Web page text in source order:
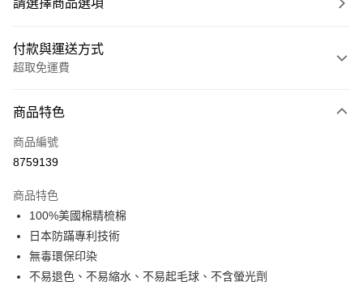
請選擇商品選項
付款與運送方式
超取免運費
信用卡一次付款
超商取貨付款
Apple Pay
悠遊付
Google Pay
商品特色
商品編號
8759139
商品特色
100%美國棉精梳棉
日本防蹣專利技術
無毒環保印染
不易退色、不易縮水、不易起毛球、不含螢光劑